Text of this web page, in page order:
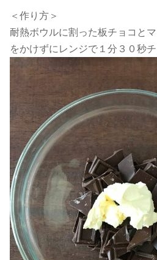
＜作り方＞
耐熱ボウルに割った板チョコと
をかけずにレンジで１分３０秒チ